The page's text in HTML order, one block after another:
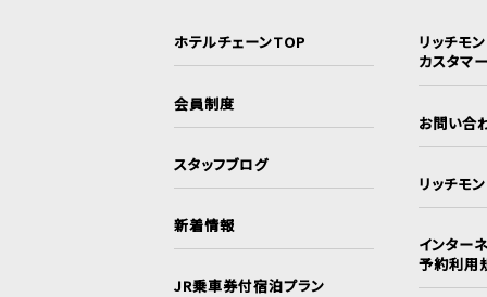
ホテルチェーンTOP
会員制度
スタッフブログ
新着情報
JR乗車券付宿泊プラン
リッチモ
カスタマ
お問い合
リッチモ
インター
予約利用